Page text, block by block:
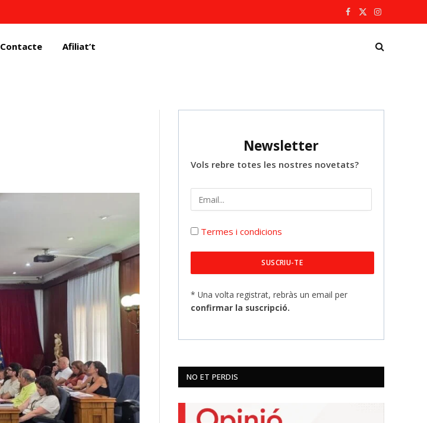
Facebook
X
Instagram
Contacte Afiliat’t
Newsletter
Vols rebre totes les nostres novetats?
Termes i condicions
* Una volta registrat, rebràs un email per
confirmar la suscripció.
NO ET PERDIS